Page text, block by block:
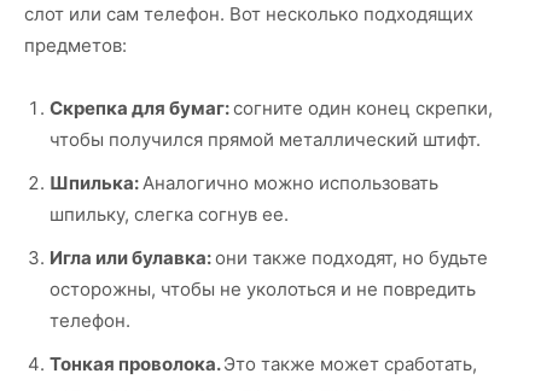
слот или сам телефон. Вот несколько подходящих
предметов:
Скрепка для бумаг:согните один конец скрепки,
чтобы получился прямой металлический штифт.
Шпилька: Аналогично можно использовать
шпильку, слегка согнув ее.
Игла или булавка:они также подходят, но будьте
осторожны, чтобы не уколоться и не повредить
телефон.
Тонкая проволока.Это также может сработать,